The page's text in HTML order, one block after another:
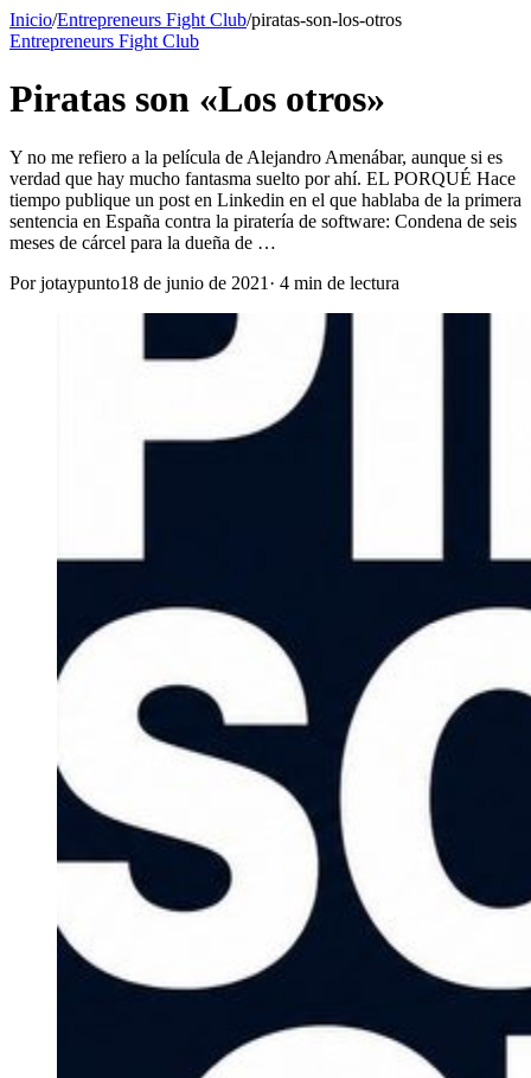
Inicio/Entrepreneurs Fight Club/piratas-son-los-otros
Entrepreneurs Fight Club
Piratas son «Los otros»
Y no me refiero a la película de Alejandro Amenábar, aunque si es
verdad que hay mucho fantasma suelto por ahí. EL PORQUÉ Hace
tiempo publique un post en Linkedin en el que hablaba de la primera
sentencia en España contra la piratería de software: Condena de seis
meses de cárcel para la dueña de …
Porjotaypunto18 de junio de 2021 · 4 min de lectura